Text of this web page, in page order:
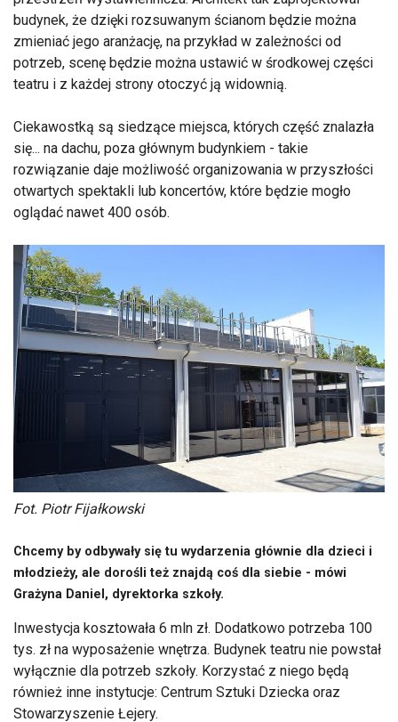
budynek, że dzięki rozsuwanym ścianom będzie można
zmieniać jego aranżację, na przykład w zależności od
potrzeb, scenę będzie można ustawić w środkowej części
teatru i z każdej strony otoczyć ją widownią.
Ciekawostką są siedzące miejsca, których część znalazła
się... na dachu, poza głównym budynkiem - takie
rozwiązanie daje możliwość organizowania w przyszłości
otwartych spektakli lub koncertów, które będzie mogło
oglądać nawet 400 osób.
Fot. Piotr Fijałkowski
Chcemy by odbywały się tu wydarzenia głównie dla dzieci i
młodzieży, ale dorośli też znajdą coś dla siebie - mówi
Grażyna Daniel, dyrektorka szkoły.
Inwestycja kosztowała 6 mln zł. Dodatkowo potrzeba 100
tys. zł na wyposażenie wnętrza. Budynek teatru nie powstał
wyłącznie dla potrzeb szkoły. Korzystać z niego będą
również inne instytucje: Centrum Sztuki Dziecka oraz
Stowarzyszenie Łejery.